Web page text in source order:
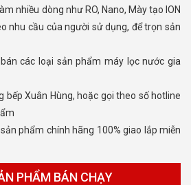
nhu cầu của người sử dụng, để trọn sản
PHẨM BÁN CHẠY